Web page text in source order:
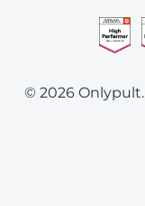
© 2026 Onlypult.